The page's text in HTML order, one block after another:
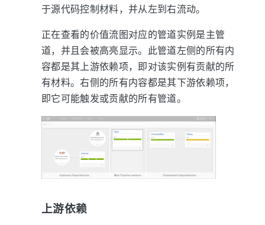
于源代码控制材料，并从左到右流动。
正在查看的价值流图对应的管道实例是主管
道，并且会被高亮显示。此管道左侧的所有内
容都是其上游依赖项，即对该实例有贡献的所
有材料。右侧的所有内容都是其下游依赖项，
即它可能触发或贡献的所有管道。
上游依赖